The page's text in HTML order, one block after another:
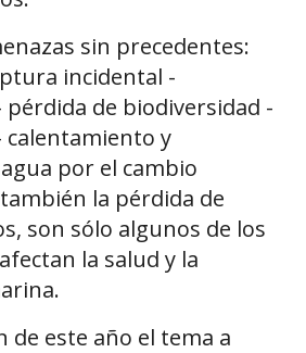
sin precedentes:
incidental -
de biodiversidad -
y
por el cambio
la pérdida de
son sólo algunos de los
la salud y la
de este año el tema a